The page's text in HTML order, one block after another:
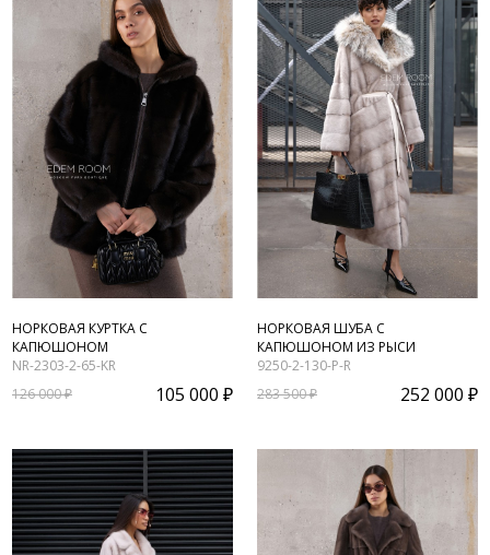
НОРКОВАЯ КУРТКА С
КАПЮШОНОМ
NR-2303-2-65-KR
126 000 ₽
105 000 ₽
НОРКОВАЯ ШУБА С
КАПЮШОНОМ ИЗ РЫСИ
9250-2-130-P-R
283 500 ₽
252 000 ₽